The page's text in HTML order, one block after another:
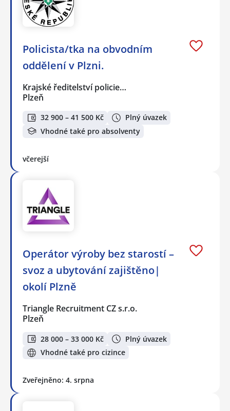
Policista/tka na obvodním
oddělení v Plzni.
Krajské ředitelství policie…
Plzeň
32 900 – 41 500 Kč
Plný úvazek
Vhodné také pro absolventy
včerejší
Operátor výroby bez starostí –
svoz a ubytování zajištěno|
okolí Plzně
Triangle Recruitment CZ s.r.o.
Plzeň
28 000 – 33 000 Kč
Plný úvazek
Vhodné také pro cizince
Zveřejněno: 4. srpna